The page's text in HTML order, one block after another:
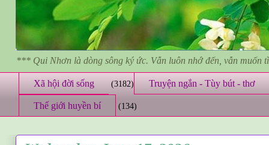
*** Qui Nhơn là dòng sông ký ức. Vẫn luôn nhớ đến, vẫn muốn
Xã hội đời sống (3182) Truyện ngắn - Tùy bút - thơ
Thế giới huyền bí (134)